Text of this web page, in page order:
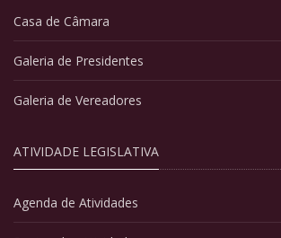
Casa de Câmara
Galeria de Presidentes
Galeria de Vereadores
ATIVIDADE LEGISLATIVA
Agenda de Atividades